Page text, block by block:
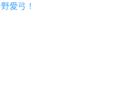
愛弓！